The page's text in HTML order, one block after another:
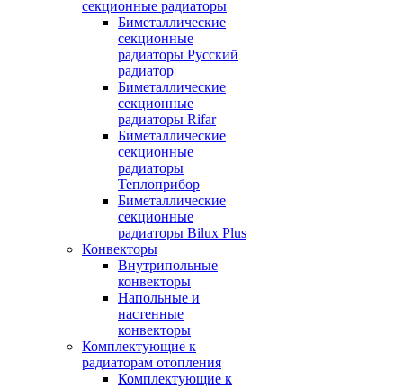
секционные радиаторы
Биметаллические
секционные
радиаторы Русский
радиатор
Биметаллические
секционные
радиаторы Rifar
Биметаллические
секционные
радиаторы
Теплоприбор
Биметаллические
секционные
радиаторы Bilux Plus
Конвекторы
Внутрипольные
конвекторы
Напольные и
настенные
конвекторы
Комплектующие к
радиаторам отопления
Комплектующие к